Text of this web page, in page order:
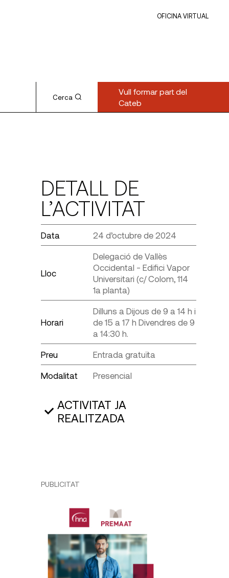
OFICINA VIRTUAL
Cerca
Vull formar part del
Cateb
DETALL DE
L’ACTIVITAT
Data 24 d’octubre de 2024
Lloc
Delegació de Vallès
Occidental - Edifici Vapor
Universitari (c/ Colom, 114
1a planta)
Horari
Dilluns a Dijous de 9 a 14 h i
de 15 a 17 h Divendres de 9
a 14:30 h.
Preu Entrada gratuïta
Modalitat Presencial
ACTIVITAT JA
REALITZADA
PUBLICITAT